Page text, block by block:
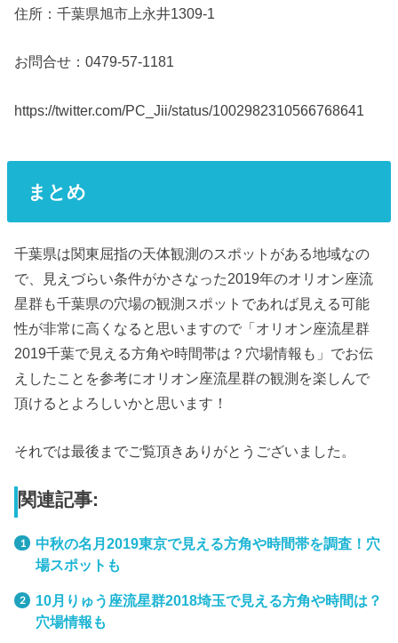
住所：千葉県旭市上永井1309-1
お問合せ：0479-57-1181
https://twitter.com/PC_Jii/status/1002982310566768641
まとめ
千葉県は関東屈指の天体観測のスポットがある地域なの
で、見えづらい条件がかさなった2019年のオリオン座流
星群も千葉県の穴場の観測スポットであれば見える可能
性が非常に高くなると思いますので「オリオン座流星群
2019千葉で見える方角や時間帯は？穴場情報も」でお伝
えしたことを参考にオリオン座流星群の観測を楽しんで
頂けるとよろしいかと思います！
それでは最後までご覧頂きありがとうございました。
関連記事:
中秋の名月2019東京で見える方角や時間帯を調査！穴
場スポットも
10月りゅう座流星群2018埼玉で見える方角や時間は？
穴場情報も